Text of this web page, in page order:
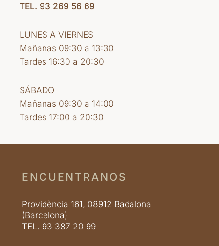
TEL. 93 269 56 69
LUNES A VIERNES
Mañanas 09:30 a 13:30
Tardes 16:30 a 20:30
SÁBADO
Mañanas 09:30 a 14:00
Tardes 17:00 a 20:30
ENCUENTRANOS
Providència 161, 08912 Badalona
(Barcelona)
TEL. 93 387 20 99